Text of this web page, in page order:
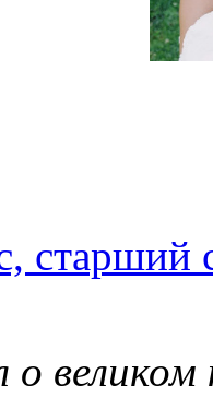
старший
великом